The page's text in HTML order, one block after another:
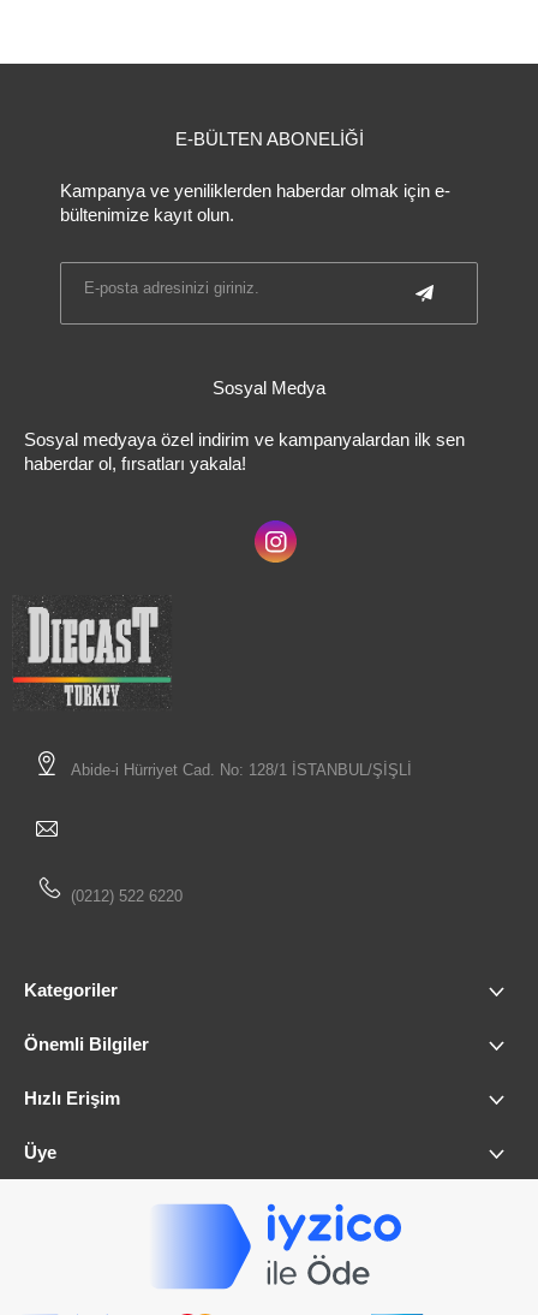
E-BÜLTEN ABONELİĞİ
Kampanya ve yeniliklerden haberdar olmak için e-
bültenimize kayıt olun.
Sosyal Medya
Sosyal medyaya özel indirim ve kampanyalardan ilk sen
haberdar ol, fırsatları yakala!
Abide-i Hürriyet Cad. No: 128/1 İSTANBUL/ŞİŞLİ
(0212) 522 6220
Kategoriler
Önemli Bilgiler
Hızlı Erişim
Üye